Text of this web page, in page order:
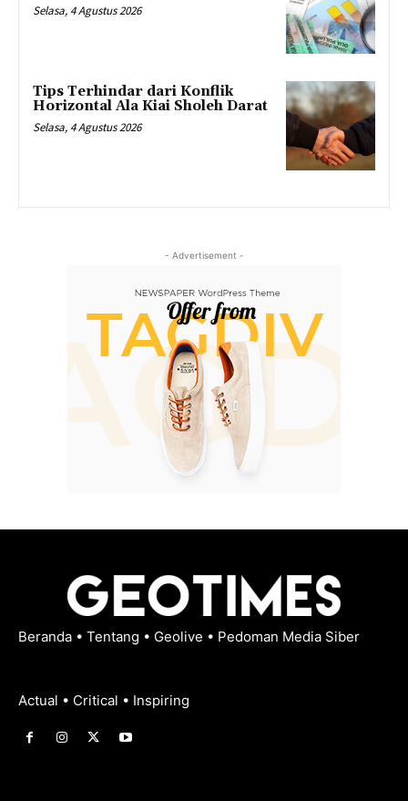
Selasa, 4 Agustus 2026
Tips Terhindar dari Konflik
Horizontal Ala Kiai Sholeh Darat
Selasa, 4 Agustus 2026
- Advertisement -
Beranda • Tentang • Geolive • Pedoman Media Siber
Actual • Critical • Inspiring